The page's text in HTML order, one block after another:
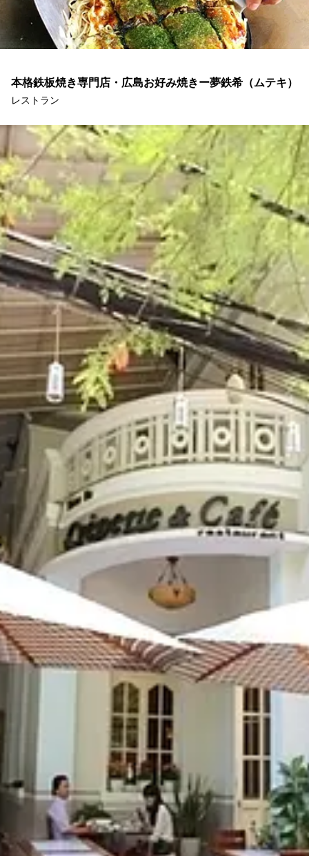
本格鉄板焼き専門店・広島お好み焼きー夢鉄希（ムテキ）
レストラン